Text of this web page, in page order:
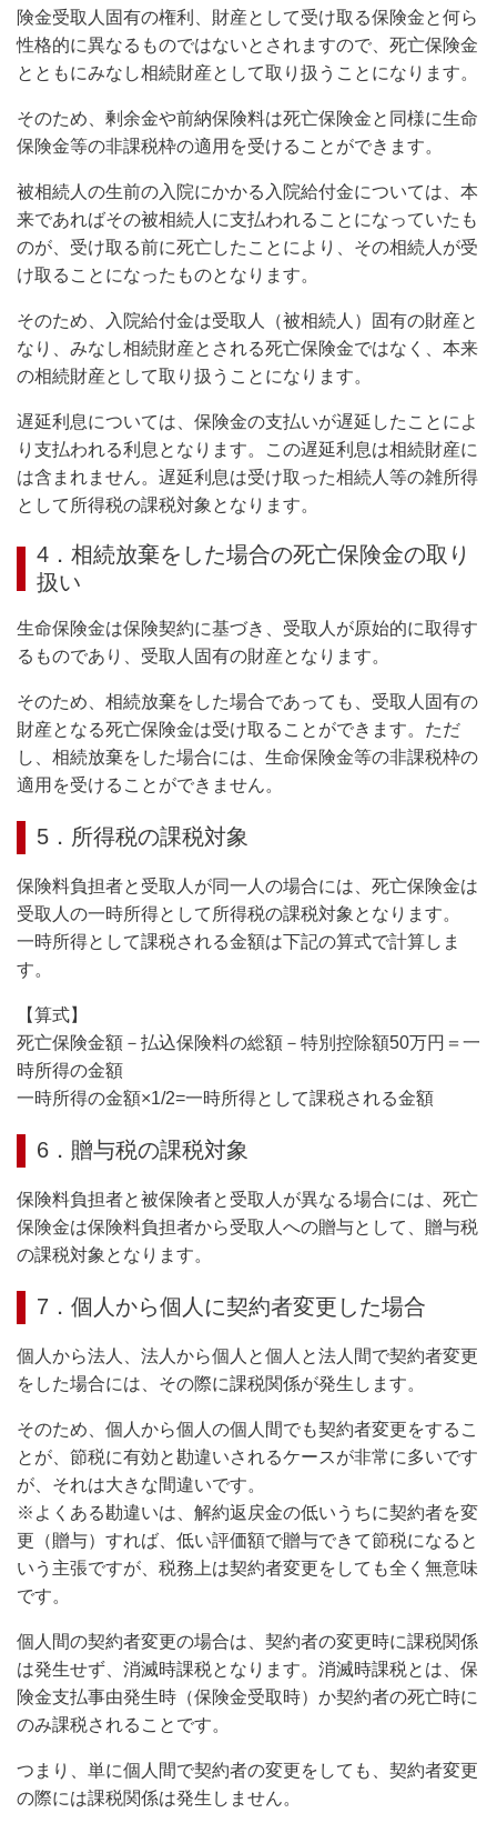
険金受取人固有の権利、財産として受け取る保険金と何ら
性格的に異なるものではないとされますので、死亡保険金
とともにみなし相続財産として取り扱うことになります。
そのため、剰余金や前納保険料は死亡保険金と同様に生命
保険金等の非課税枠の適用を受けることができます。
被相続人の生前の入院にかかる入院給付金については、本
来であればその被相続人に支払われることになっていたも
のが、受け取る前に死亡したことにより、その相続人が受
け取ることになったものとなります。
そのため、入院給付金は受取人（被相続人）固有の財産と
なり、みなし相続財産とされる死亡保険金ではなく、本来
の相続財産として取り扱うことになります。
遅延利息については、保険金の支払いが遅延したことによ
り支払われる利息となります。この遅延利息は相続財産に
は含まれません。遅延利息は受け取った相続人等の雑所得
として所得税の課税対象となります。
4．相続放棄をした場合の死亡保険金の取り
扱い
生命保険金は保険契約に基づき、受取人が原始的に取得す
るものであり、受取人固有の財産となります。
そのため、相続放棄をした場合であっても、受取人固有の
財産となる死亡保険金は受け取ることができます。ただ
し、相続放棄をした場合には、生命保険金等の非課税枠の
適用を受けることができません。
5．所得税の課税対象
保険料負担者と受取人が同一人の場合には、死亡保険金は
受取人の一時所得として所得税の課税対象となります。
一時所得として課税される金額は下記の算式で計算しま
す。
【算式】
死亡保険金額－払込保険料の総額－特別控除額50万円＝一
時所得の金額
一時所得の金額×1/2=一時所得として課税される金額
6．贈与税の課税対象
保険料負担者と被保険者と受取人が異なる場合には、死亡
保険金は保険料負担者から受取人への贈与として、贈与税
の課税対象となります。
7．個人から個人に契約者変更した場合
個人から法人、法人から個人と個人と法人間で契約者変更
をした場合には、その際に課税関係が発生します。
そのため、個人から個人の個人間でも契約者変更をするこ
とが、節税に有効と勘違いされるケースが非常に多いです
が、それは大きな間違いです。
※よくある勘違いは、解約返戻金の低いうちに契約者を変
更（贈与）すれば、低い評価額で贈与できて節税になると
いう主張ですが、税務上は契約者変更をしても全く無意味
です。
個人間の契約者変更の場合は、契約者の変更時に課税関係
は発生せず、消滅時課税となります。消滅時課税とは、保
険金支払事由発生時（保険金受取時）か契約者の死亡時に
のみ課税されることです。
つまり、単に個人間で契約者の変更をしても、契約者変更
の際には課税関係は発生しません。